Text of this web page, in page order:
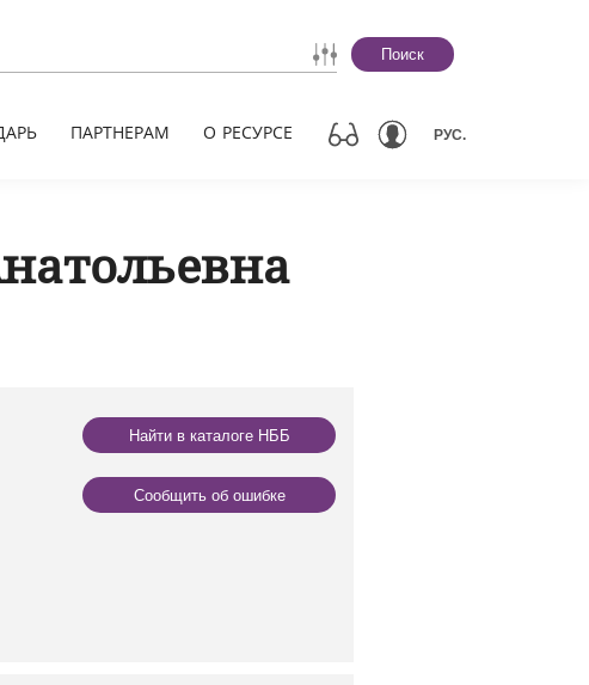
Поиск
ПАРТНЕРАМ О РЕСУРСЕ РУС.
Найти в каталоге НББ
Сообщить об ошибке